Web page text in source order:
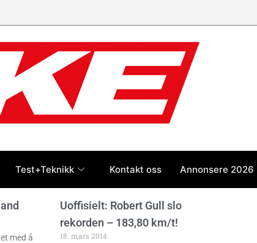
Test+Teknikk Kontakt oss Annonsere 2026
med å
Uoffisielt: Robert Gull slo
rekorden – 183,80 km/t!
18. mars 2014